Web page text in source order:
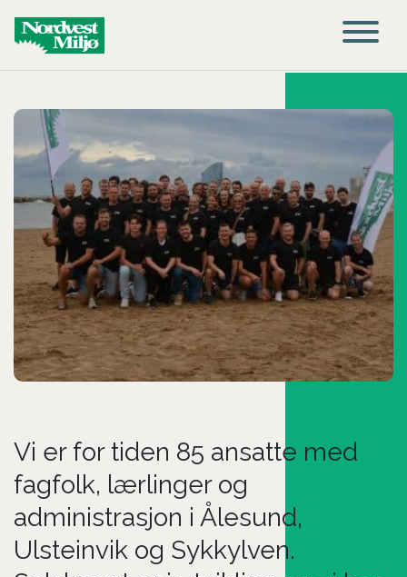
Main Navigation
Vi er for tiden 85 ansatte med
fagfolk, lærlinger og
administrasjon i Ålesund,
Ulsteinvik og Sykkylven.